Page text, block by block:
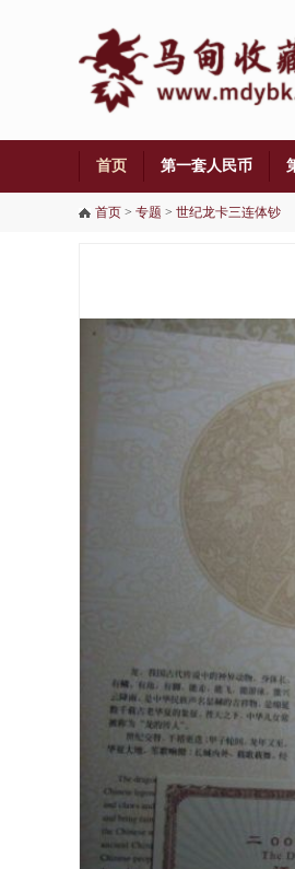
首页 第一套人民币
铜币
首页 > 专题 > 世纪龙卡三连体钞